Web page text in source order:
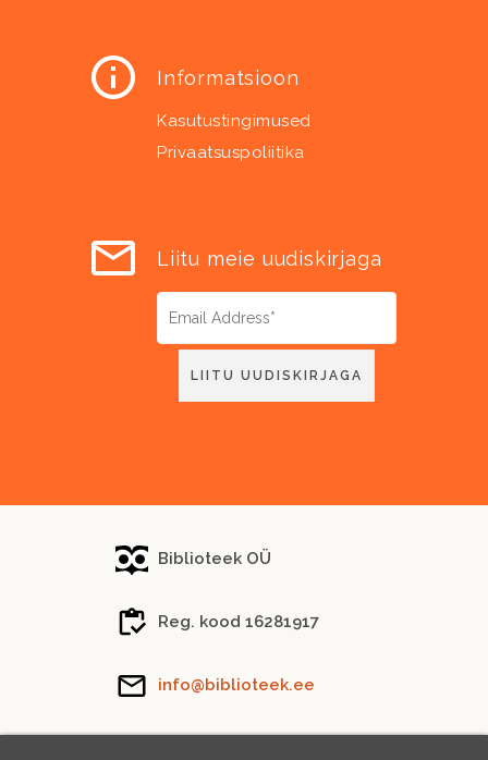
Informatsioon
Kasutustingimused
Privaatsuspoliitika
Liitu meie uudiskirjaga
Biblioteek OÜ
Reg. kood 16281917
info@biblioteek.ee